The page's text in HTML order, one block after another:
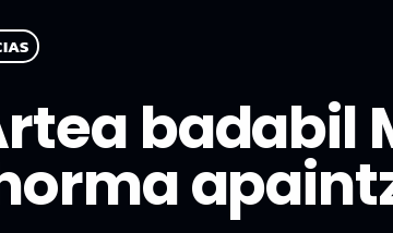
badabil